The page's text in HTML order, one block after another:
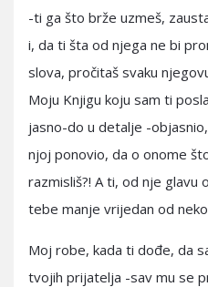
-ti ga što brže uzmeš,
i, da ti šta od njega ne bi
slova, pročitaš svaku
Moju Knjigu koju sam ti
jasno-do u detalje -
njoj ponovio, da o onome
razmisliš?! A ti, od nje glavu
tebe manje vrijedan od
Moj robe, kada ti dođe, da
tvojih prijatelja -sav mu se